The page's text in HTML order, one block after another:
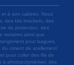
à son cabinet. Nous
des kits brackets, des
de protection, des
molaires ainsi que
pour bagues,
ciment de scellement
pour coller des fils de
à photopolymériser, des